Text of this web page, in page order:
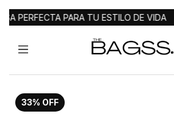
PERFECTA PARA TU ESTILO DE VIDA
33% OFF